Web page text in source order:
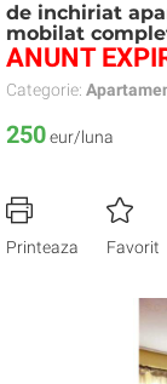
de inchiriat
mobilat
ANUNT
Categorie:
250eur/luna
Printeaza Favorit